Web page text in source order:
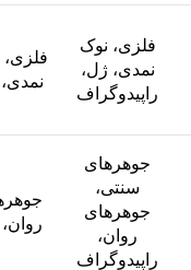
فلزی، نوک
نمدی، ژل،
راپیدوگراف
جوهرهای
سنتی،
جوهرهای
روان،
راپیدوگراف